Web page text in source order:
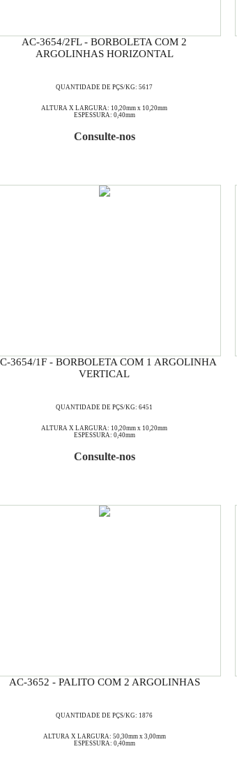
AC-3654/2FL - BORBOLETA COM 2
ARGOLINHAS HORIZONTAL
QUANTIDADE DE PÇS/KG: 5617
ALTURA X LARGURA: 10,20mm x 10,20mm
ESPESSURA: 0,40mm
Consulte-nos
3654/1F - BORBOLETA COM 1 ARGOLINHA
VERTICAL
QUANTIDADE DE PÇS/KG: 6451
ALTURA X LARGURA: 10,20mm x 10,20mm
ESPESSURA: 0,40mm
Consulte-nos
AC-3652 - PALITO COM 2 ARGOLINHAS
QUANTIDADE DE PÇS/KG: 1876
ALTURA X LARGURA: 50,30mm x 3,00mm
ESPESSURA: 0,40mm